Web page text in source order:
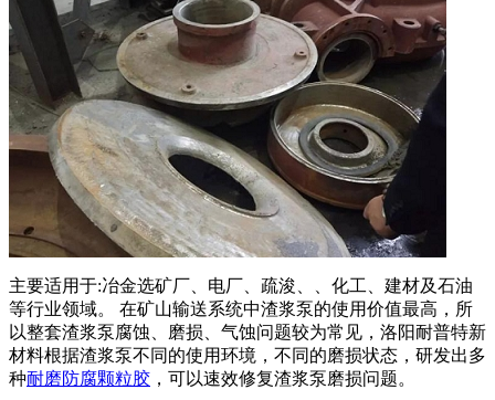
主要适用于:冶金选矿厂、电厂、疏浚、、化工、建材及石油
等行业领域。 在矿山输送系统中渣浆泵的使用价值最高，所
以整套渣浆泵腐蚀、磨损、气蚀问题较为常见，洛阳耐普特新
材料根据渣浆泵不同的使用环境，不同的磨损状态，研发出多
种耐磨防腐颗粒胶 ，可以速效修复渣浆泵磨损问题。